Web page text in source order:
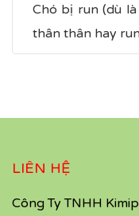
Chó bị run (dù
thân​ thân hay
LIÊN HỆ
Công Ty TNHH